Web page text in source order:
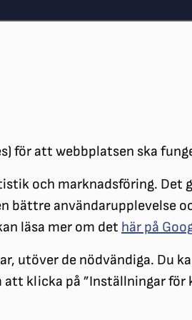
för att webbplatsen ska
och marknadsföring. Det
bättre användarupplevelse
läsa mer om det här på
utöver de nödvändiga. Du
klicka på ”Inställningar för
STOCKHOLM GOTLAND